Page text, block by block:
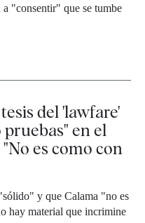
"consentir" que se tumbe
del 'lawfare'
en el
es como con
y que Calama "no es
hay material que incrimine